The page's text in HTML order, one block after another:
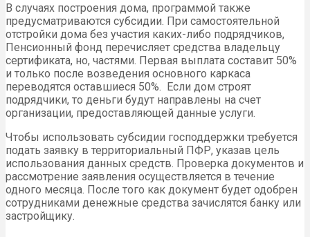
В случаях построения дома, программой также
предусматриваются субсидии. При самостоятельной
отстройки дома без участия каких-либо подрядчиков,
Пенсионный фонд перечисляет средства владельцу
сертификата, но, частями. Первая выплата составит 50%
и только после возведения основного каркаса
переводятся оставшиеся 50%. Если дом строят
подрядчики, то деньги будут направлены на счет
организации, предоставляющей данные услуги.
Чтобы использовать субсидии господдержки требуется
подать заявку в территориальный ПФР, указав цель
использования данных средств. Проверка документов и
рассмотрение заявления осуществляется в течение
одного месяца. После того как документ будет одобрен
сотрудниками денежные средства зачислятся банку или
застройщику.